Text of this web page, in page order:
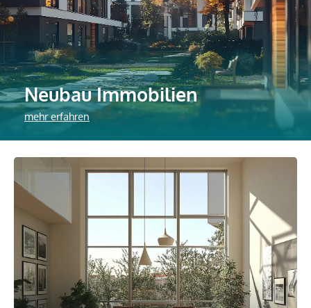
Neubau Immobilien
mehr erfahren